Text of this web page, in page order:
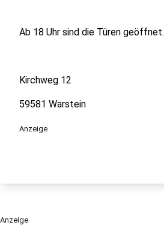
Ab 18 Uhr sind die Türen geöffnet.
Kirchweg 12
59581 Warstein
Anzeige
Anzeige